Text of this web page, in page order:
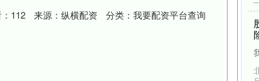
112 来源： 纵横配资 分类： 我要配资平台查询